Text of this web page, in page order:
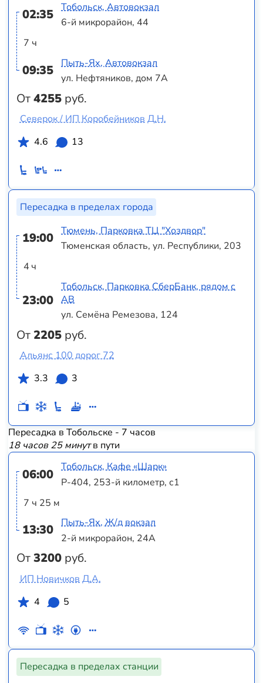
02:35
7 ч
09:35
От4255 руб.
Тобольск, Автовокзал
6-й микрорайон, 44
Пыть-Ях, Автовокзал
ул. Нефтяников, дом 7А
Северок / ИП Коробейников Д.Н.
4.6
13
Пересадка в пределах города
19:00
4 ч
23:00
От2205 руб.
Тюмень, Парковка ТЦ "Хоздвор"
Тюменская область, ул. Республики, 203
Тобольск, Парковка СберБанк, рядом с
АВ
ул. Семёна Ремезова, 124
Альянс 100 дорог 72
3.3
3
Пересадка в Тобольске - 7 часов
18 часов 25 минутв пути
06:00
7 ч 25 м
13:30
От3200 руб.
Тобольск, Кафе «Шарк»
Р-404, 253-й километр, с1
Пыть-Ях, Ж/д вокзал
2-й микрорайон, 24А
ИП Новичков Д.А.
4
5
Пересадка в пределах станции